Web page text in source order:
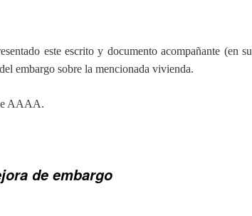
este escrito y documento acompañante (en su
embargo sobre la mencionada vivienda.
AAAA.
de embargo